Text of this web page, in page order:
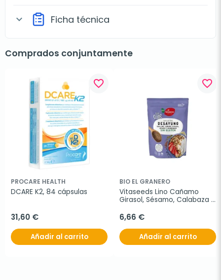
expand_more Ficha técnica
Comprados conjuntamente
favorite_border
PROCARE HEALTH
DCARE K2, 84 cápsulas
31,60 €
Añadir al carrito
favorite_border
BIO EL GRANERO
Vitaseeds Lino Cañamo
Girasol, Sésamo, Calabaza
6,66 €
Añadir al carrito